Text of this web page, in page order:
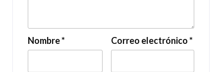
Nombre* Correo electrónico*